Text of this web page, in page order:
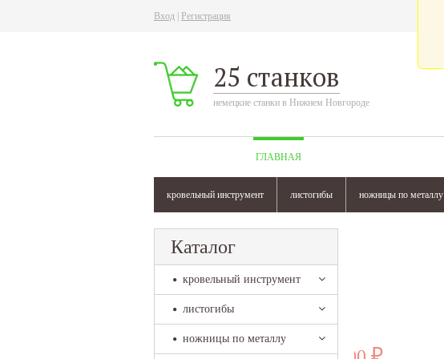
Вход Регистрация
25 станков
немецкие станки в Нижнем Новгороде
ГЛАВНАЯ
кровельный инструмент листогибы ножницы по металлу
Каталог
кровельный инструмент
листогибы
ножницы по металлу